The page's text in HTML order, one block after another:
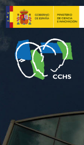
Pasar
al
contenido
principal